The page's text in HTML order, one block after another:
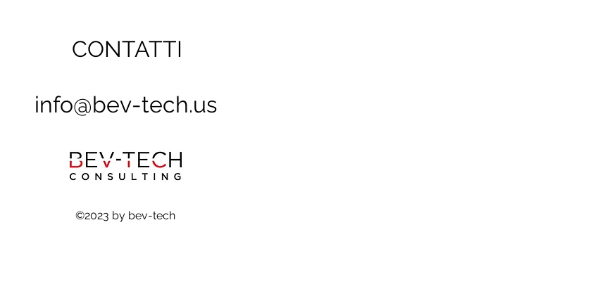
CONTATTI
info@bev-tech.us
©2023 by bev-tech